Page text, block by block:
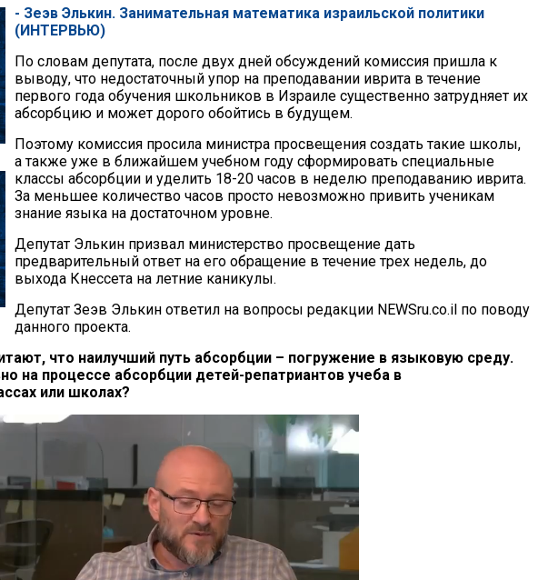
- Зеэв Элькин. Занимательная математика израильской политики
(ИНТЕРВЬЮ)
По словам депутата, после двух дней обсуждений комиссия пришла к
выводу, что недостаточный упор на преподавании иврита в течение
первого года обучения школьников в Израиле существенно затрудняет их
абсорбцию и может дорого обойтись в будущем.
Поэтому комиссия просила министра просвещения создать такие школы,
а также уже в ближайшем учебном году сформировать специальные
классы абсорбции и уделить 18-20 часов в неделю преподаванию иврита.
За меньшее количество часов просто невозможно привить ученикам
знание языка на достаточном уровне.
Депутат Элькин призвал министерство просвещение дать
предварительный ответ на его обращение в течение трех недель, до
выхода Кнессета на летние каникулы.
Депутат Зеэв Элькин ответил на вопросы редакции NEWSru.co.il по поводу
данного проекта.
что наилучший путь абсорбции – погружение в языковую среду.
на процессе абсорбции детей-репатриантов учеба в
или школах?